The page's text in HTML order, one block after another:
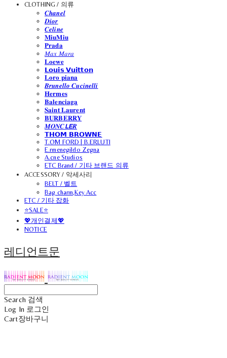
CLOTHING / 의류
𝑪𝒉𝒂𝒏𝒆𝒍
𝑫𝒊𝒐𝒓
𝑪𝒆𝒍𝒊𝒏𝒆
𝐌𝐢𝐮𝐌𝐢𝐮
𝐏𝐫𝐚𝐝𝐚
𝑀𝑎𝑥 𝑀𝑎𝑟𝑎
𝐋𝐨𝐞𝐰𝐞
𝗟𝗼𝘂𝗶𝘀 𝗩𝘂𝗶𝘁𝘁𝗼𝗻
𝐋𝐨𝐫𝐨 𝐩𝐢𝐚𝐧𝐚
𝑩𝒓𝒖𝒏𝒆𝒍𝒍𝒐 𝑪𝒖𝒄𝒊𝒏𝒆𝒍𝒍𝒊
𝐇𝐞𝐫𝐦𝐞𝐬
𝐁𝐚𝐥𝐞𝐧𝐜𝐢𝐚𝐠𝐚
𝐒𝐚𝐢𝐧𝐭 𝐋𝐚𝐮𝐫𝐞𝐧𝐭
𝐁𝐔𝐑𝐁𝐄𝐑𝐑𝐘
𝑴𝑶𝑵𝑪𝙇𝙀𝑹
𝗧𝗛𝗢𝗠 𝗕𝗥𝗢𝗪𝗡𝗘
T.OM FORD | B.ERLUTI
E.rmenegildo Zegna
A.cne Studios
ETC Brand / 기타 브랜드 의류
ACCESSORY / 악세사리
BELT / 벨트
Bag charm,Key Acc
ETC / 기타 잡화
⭐SALE⭐
💖개인결제💖
NOTICE
레디언트문
Search 검색
Log In 로그인
Cart장바구니